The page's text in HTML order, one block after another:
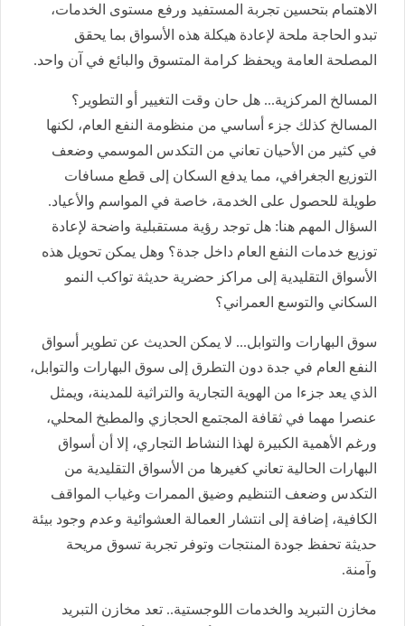
الاهتمام بتحسين تجربة المستفيد ورفع مستوى الخدمات،
تبدو الحاجة ملحة لإعادة هيكلة هذه الأسواق بما يحقق
المصلحة العامة ويحفظ كرامة المتسوق والبائع في آن واحد.
المسالخ المركزية... هل حان وقت التغيير أو التطوير؟
المسالخ كذلك جزء أساسي من منظومة النفع العام، لكنها
في كثير من الأحيان تعاني من التكدس الموسمي وضعف
التوزيع الجغرافي، مما يدفع السكان إلى قطع مسافات
طويلة للحصول على الخدمة، خاصة في المواسم والأعياد.
السؤال المهم هنا: هل توجد رؤية مستقبلية واضحة لإعادة
توزيع خدمات النفع العام داخل جدة؟ وهل يمكن تحويل هذه
الأسواق التقليدية إلى مراكز حضرية حديثة تواكب النمو
السكاني والتوسع العمراني؟
سوق البهارات والتوابل... لا يمكن الحديث عن تطوير أسواق
النفع العام في جدة دون التطرق إلى سوق البهارات والتوابل،
الذي يعد جزءا من الهوية التجارية والتراثية للمدينة، ويمثل
عنصرا مهما في ثقافة المجتمع الحجازي والمطبخ المحلي،
ورغم الأهمية الكبيرة لهذا النشاط التجاري، إلا أن أسواق
البهارات الحالية تعاني كغيرها من الأسواق التقليدية من
التكدس وضعف التنظيم وضيق الممرات وغياب المواقف
الكافية، إضافة إلى انتشار العمالة العشوائية وعدم وجود بيئة
حديثة تحفظ جودة المنتجات وتوفر تجربة تسوق مريحة
وآمنة.
مخازن التبريد والخدمات اللوجستية.. تعد مخازن التبريد